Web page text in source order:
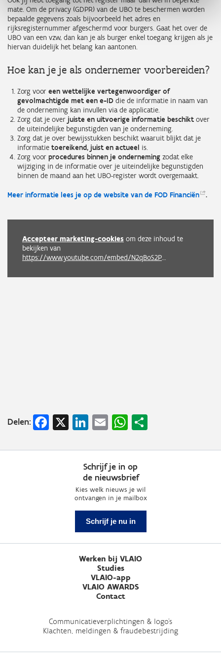
mate. Om de privacy (GDPR) van de UBO te beschermen worden
bepaalde gegevens zoals bijvoorbeeld het adres en
rijksregisternummer afgeschermd voor burgers. Gaat het over de
UBO van een vzw, dan kan je als burger enkel toegang krijgen als je
hiervan duidelijk het belang kan aantonen.
Hoe kan je je als ondernemer voorbereiden?
Zorg voor een wettelijke vertegenwoordiger of
gevolmachtigde met een e-ID die de informatie in naam van
de onderneming kan invullen via de applicatie.
Zorg dat je over juiste en uitvoerige informatie beschikt over
de uiteindelijke begunstigden van je onderneming.
Zorg dat je over bewijsstukken beschikt waaruit blijkt dat je
informatie toereikend, juist en actueel is.
Zorg voor procedures binnen je onderneming zodat elke
wijziging in de informatie over je uiteindelijke begunstigden
binnen de maand aan het UBO-register wordt overgemaakt.
Meer informatie lees je op de website van de FOD Financiën .
Accepteer marketing-cookies om deze inhoud te
bekijken van
https://www.youtube.com/embed/N2qBoS2PN6Y?autoplay=0&start=0&rel=0
Delen: Facebook
X LinkedIn
EmailWhatsApp
Schrijf je in op
de nieuwsbrief
Kies welk nieuws je wil
ontvangen in je mailbox
Schrijf je nu in
Werken bij VLAIO
Studies
VLAIO-app
VLAIO AWARDS
Contact
Communicatieverplichtingen & logo's
Klachten, meldingen & fraudebestrijding